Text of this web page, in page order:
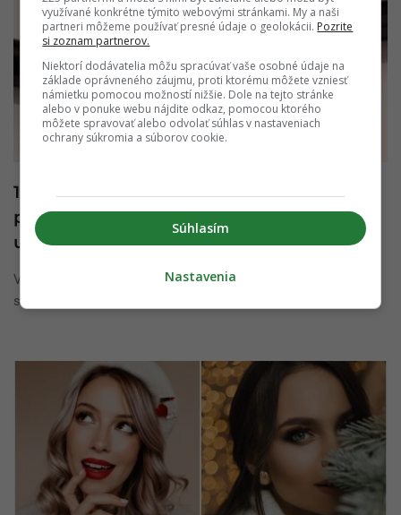
1984: 40 ROKOV KRÁSY, Marionnaud
predstavuje svoju prvú kompletnú make-
up kolekciu
Všetko sa začalo saténovým rúžom – symbolom nadčasovej,
sebavedomej elegancie. Pri príležitosti 40. výročia uvádza ...
využívané konkrétne týmito webovými stránkami. My a naši
partneri môžeme používať presné údaje o geolokácii. Pozrite
si zoznam partnerov.
Niektorí dodávatelia môžu spracúvať vaše osobné údaje na
základe oprávneného záujmu, proti ktorému môžete vzniesť
námietku pomocou možností nižšie. Dole na tejto stránke
alebo v ponuke webu nájdite odkaz, pomocou ktorého
môžete spravovať alebo odvolať súhlas v nastaveniach
ochrany súkromia a súborov cookie.
Súhlasím
Nastavenia